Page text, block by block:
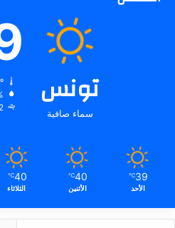
تونس
سماء صافية
39
℃
الأحد
40
℃
الأثنين
40
℃
الثلاثاء